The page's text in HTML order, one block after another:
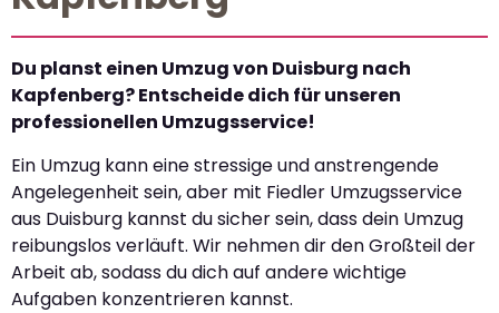
Du planst einen Umzug von Duisburg nach
Kapfenberg? Entscheide dich für unseren
professionellen Umzugsservice!
Ein Umzug kann eine stressige und anstrengende
Angelegenheit sein, aber mit Fiedler Umzugsservice
aus Duisburg kannst du sicher sein, dass dein Umzug
reibungslos verläuft. Wir nehmen dir den Großteil der
Arbeit ab, sodass du dich auf andere wichtige
Aufgaben konzentrieren kannst.